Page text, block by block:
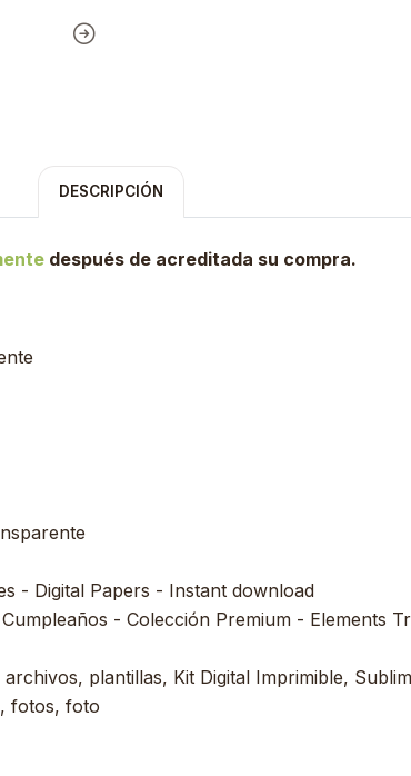
DESCRIPCIÓN
después de acreditada su compra.
- Digital Papers - Instant download
- Colección Premium - Elements
plantillas, Kit Digital Imprimible,
fotos, foto